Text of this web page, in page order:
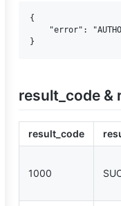
{
"error":
result_code &
result_code
1000